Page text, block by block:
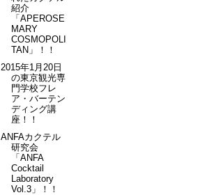
紹介
「APEROSE
MARY
COSMOPOLI
TAN」！！
2015年1月20日
の東京観光専
門学校フレ
ア・バーテン
ディング講
座！！
ANFAカクテル
研究会
「ANFA
Cocktail
Laboratory
Vol.3」！！